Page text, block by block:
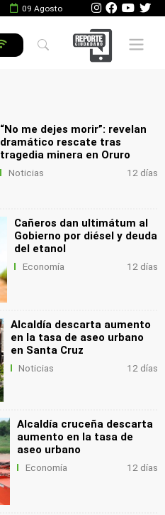
09 Agosto
Mobile
“No me dejes morir”: revelan
dramático rescate tras
tragedia minera en Oruro
Noticias 12 días
Cañeros dan ultimátum al
Gobierno por diésel y deuda
del etanol
Economía 12 días
Alcaldía descarta aumento
en la tasa de aseo urbano
en Santa Cruz
Noticias 12 días
Alcaldía cruceña descarta
aumento en la tasa de
aseo urbano
Economía 12 días